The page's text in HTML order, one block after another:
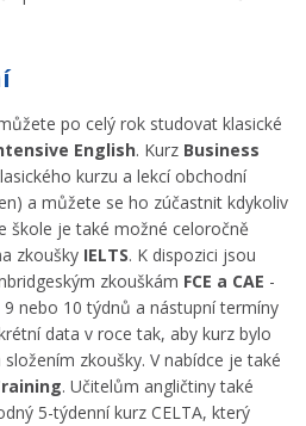
po celý rok studovat klasické
English. Kurz Business
kurzu a lekcí obchodní
a můžete se ho zúčastnit kdykoliv
škole je také možné celoročně
zkoušky IELTS. K dispozici jsou
zkouškám FCE a CAE -
nebo 10 týdnů a nástupní termíny
data v roce tak, aby kurz bylo
zkoušky. V nabídce je také
. Učitelům angličtiny také
5-týdenní kurz CELTA, který